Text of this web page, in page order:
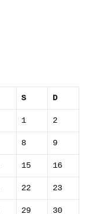
S D
1 2
8 9
15 16
22 23
29 30